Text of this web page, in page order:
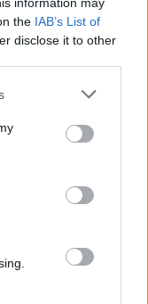
the IAB’s List of
disclose it to other